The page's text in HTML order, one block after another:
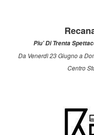
Piu’ Di Trenta
Da Venerdì 23 Giugno a
Centro